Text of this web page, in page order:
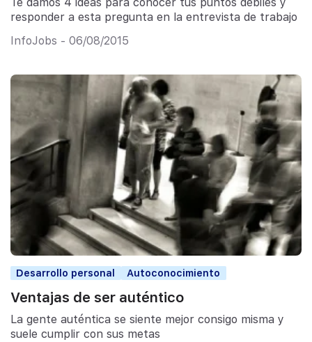
responder a esta pregunta en la entrevista de trabajo
InfoJobs - 06/08/2015
Desarrollo personal Autoconocimiento
Ventajas de ser auténtico
La gente auténtica se siente mejor consigo misma y
suele cumplir con sus metas